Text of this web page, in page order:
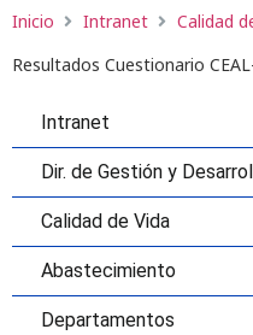
Intranet
Dir. de Gestión y
Calidad de Vida
Abastecimiento
Departamentos
Inicio Intranet
Calidad
Resultados Cuestionario